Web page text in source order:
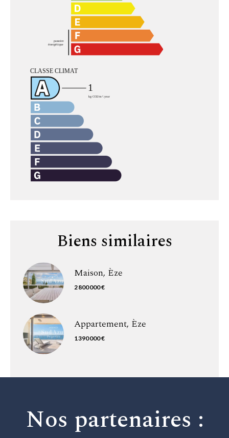
Biens similaires
Maison, Èze
2 800 000 €
Appartement, Èze
1 390 000 €
Nos partenaires :